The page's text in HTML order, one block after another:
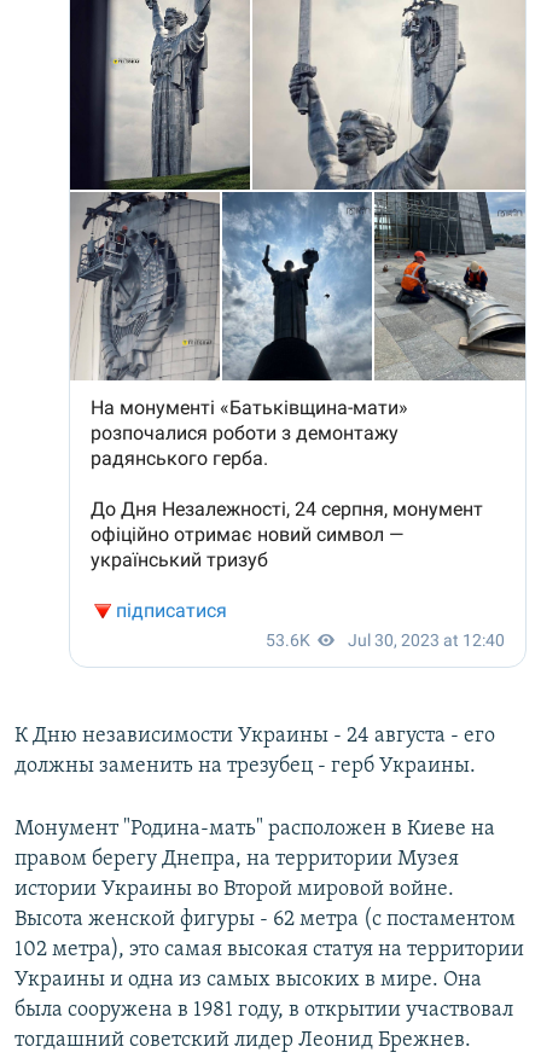
К Дню независимости Украины - 24 августа - его
должны заменить на трезубец - герб Украины.
Монумент "Родина-мать" расположен в Киеве на
правом берегу Днепра, на территории Музея
истории Украины во Второй мировой войне.
Высота женской фигуры - 62 метра (с постаментом
102 метра), это самая высокая статуя на территории
Украины и одна из самых высоких в мире. Она
была сооружена в 1981 году, в открытии участвовал
тогдашний советский лидер Леонид Брежнев.